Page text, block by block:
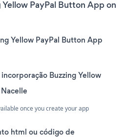
Yellow PayPal Button App on
Yellow PayPal Button App
Buzzing Yellow
once you create your app
html ou código de